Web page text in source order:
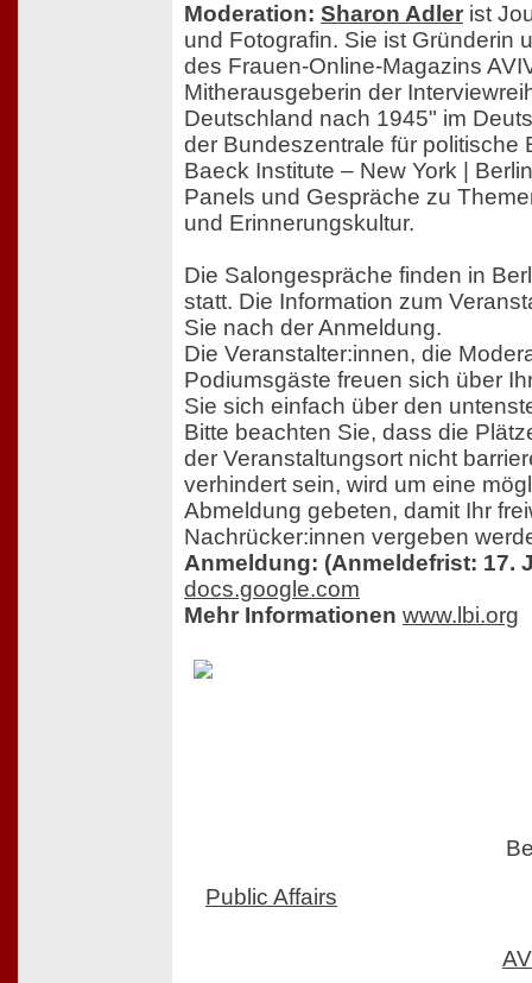
Moderation: Sharon Adler ist
und Fotografin. Sie ist Gründerin
des Frauen-Online-Magazins
Mitherausgeberin der
Deutschland nach 1945" im
der Bundeszentrale für politische
Baeck Institute – New York |
Panels und Gespräche zu
und Erinnerungskultur.
Die Salongespräche finden in
statt. Die Information zum
Sie nach der Anmeldung.
Die Veranstalter:innen, die
Podiumsgäste freuen sich über
Sie sich einfach über den
Bitte beachten Sie, dass die
der Veranstaltungsort nicht
verhindert sein, wird um eine
Abmeldung gebeten, damit Ihr
Nachrücker:innen vergeben
Anmeldung: (Anmeldefrist: 17.
docs.google.com
Mehr Informationen www.lbi.org
Public Affairs